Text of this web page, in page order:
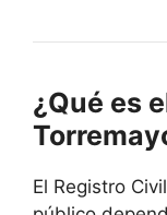
¿Qué es
El Registro